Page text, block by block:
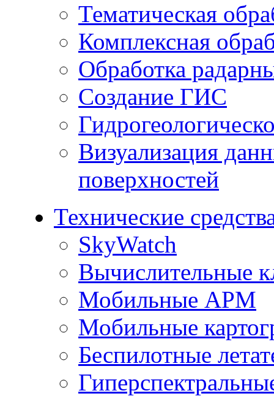
Тематическая
Комплексная
Обработка
Создание ГИС
Визуализация
поверхностей
Технические
SkyWatch
Вычислительные
Мобильные АРМ
Мобильные
Беспилотные